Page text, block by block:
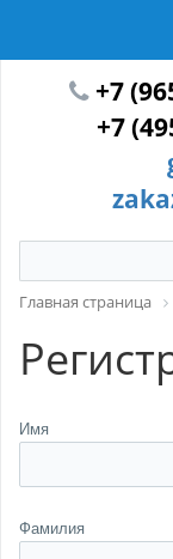
+7
+7
Главная страница
Имя
Фамилия